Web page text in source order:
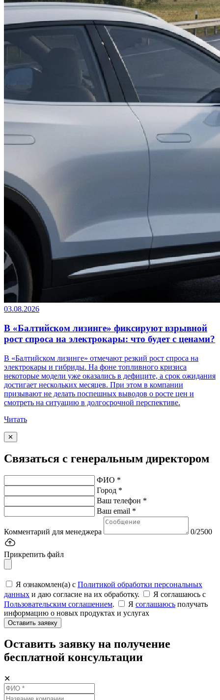
03.08.2026
В «Балтийском лизинге» фиксируют взрывной
рост спроса на электрокары: что будет с ценами?
В «Балтийском лизинге» отмечают резкий рост спроса на
электрокары и гибриды. На фоне топливного кризиса
некоторые модели уже оказались в дефиците, а срок ожидания
достигает нескольких месяцев. При этом в компании
призывают не делать поспешных выводов о росте цен и
смотреть на ситуацию в долгосрочной перспективе.
Читать
✕
Связаться с генеральным директором
ФИО *
Город *
Ваш телефон *
Ваш email *
Комментарий для менеджера 0/2500
Прикрепить файл
Я ознакомлен(а) с Политикой обработки персональных
данных и даю согласие на их обработку.
Я соглашаюсь c
Пользовательским соглашением. Я соглашаюсь получать
информацию о новых продуктах и услугах
Оставить заявку
Оставить заявку на получение
бесплатной консультации
✕